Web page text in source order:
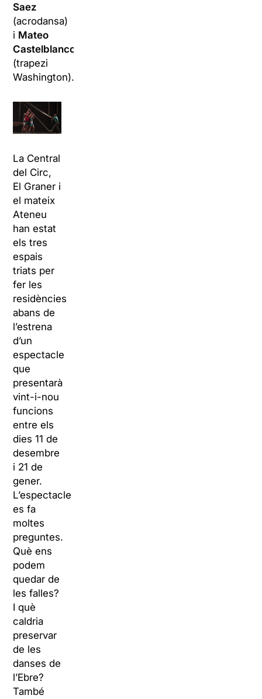
Saez
(acrodansa)
i Mateo
Castelblanco
(trapezi
Washington).
La Central
del Circ,
El Graner i
el mateix
Ateneu
han estat
els tres
espais
triats per
fer les
residències
abans de
l’estrena
d’un
espectacle
que
presentarà
vint-i-nou
funcions
entre els
dies 11 de
desembre
i 21 de
gener.
L’espectacle
es fa
moltes
preguntes.
Què ens
podem
quedar de
les falles?
I què
caldria
preservar
de les
danses de
l’Ebre?
També